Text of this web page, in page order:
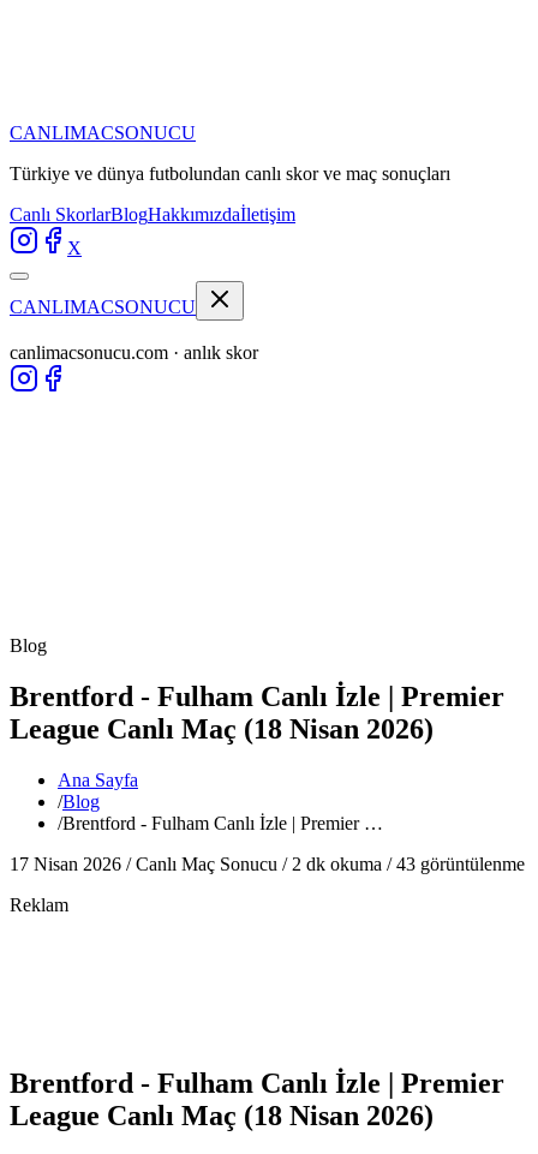
CANLIMACSONUCU
Türkiye ve dünya futbolundan canlı skor ve maç sonuçları
Canlı SkorlarBlogHakkımızdaİletişim
X
CANLIMACSONUCU
canlimacsonucu.com · anlık skor
Blog
Brentford - Fulham Canlı İzle | Premier
League Canlı Maç (18 Nisan 2026)
Ana Sayfa
/Blog
/Brentford - Fulham Canlı İzle | Premier …
17 Nisan 2026 /Canlı Maç Sonucu / 2 dk okuma /43 görüntülenme
Reklam
Brentford - Fulham Canlı İzle | Premier
League Canlı Maç (18 Nisan 2026)